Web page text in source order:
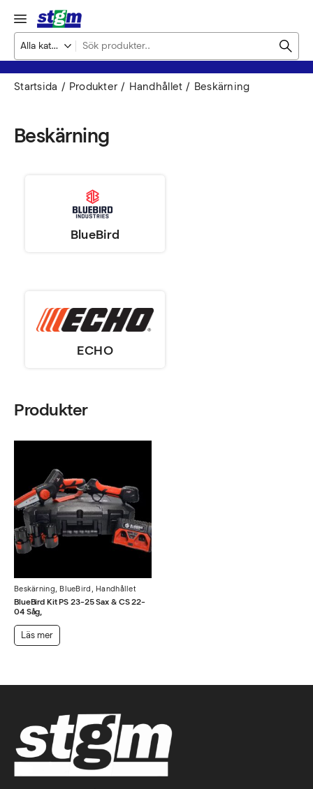
Startsida Produkter Handhållet Beskärning
Beskärning
BlueBird
ECHO
Produkter
Beskärning, BlueBird , Handhållet
BlueBird Kit PS 23-25 Sax & CS 22-
04 Såg,
Läs mer